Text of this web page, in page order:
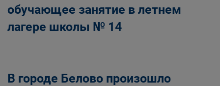
обучающее занятие в летнем
лагере школы № 14
В городе Белово произошло